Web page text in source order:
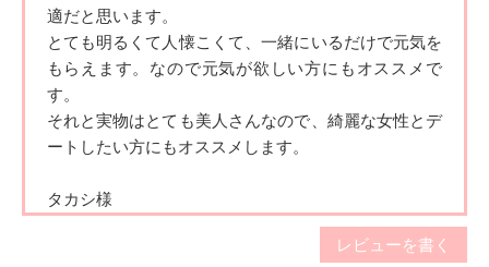
Q.休日は何をして過ごしていますか
A. 休日は漫画読んだりアニメ見たりゲームしたり、テーマパ
ークにいったり、カフェを開拓しに行ったり、旅行にいった
り…めちゃくちゃアクティブです(✿˘艸˘✿)
Q.好きな漫画・本・雑誌は何ですか
A. 漫画はジャンプ系列なら何でもいけます！
Q.好きな音楽（ジャンルやアーティスト）は何ですか
適だと思います。
とても明るくて人懐こくて、一緒にいるだけで元気を
もらえます。 なので元気が欲しい方にもオススメで
す。
それと実物はとても美人さんなので、綺麗な女性とデ
ートしたい方にもオススメします。
タカシ様
レビューを書く